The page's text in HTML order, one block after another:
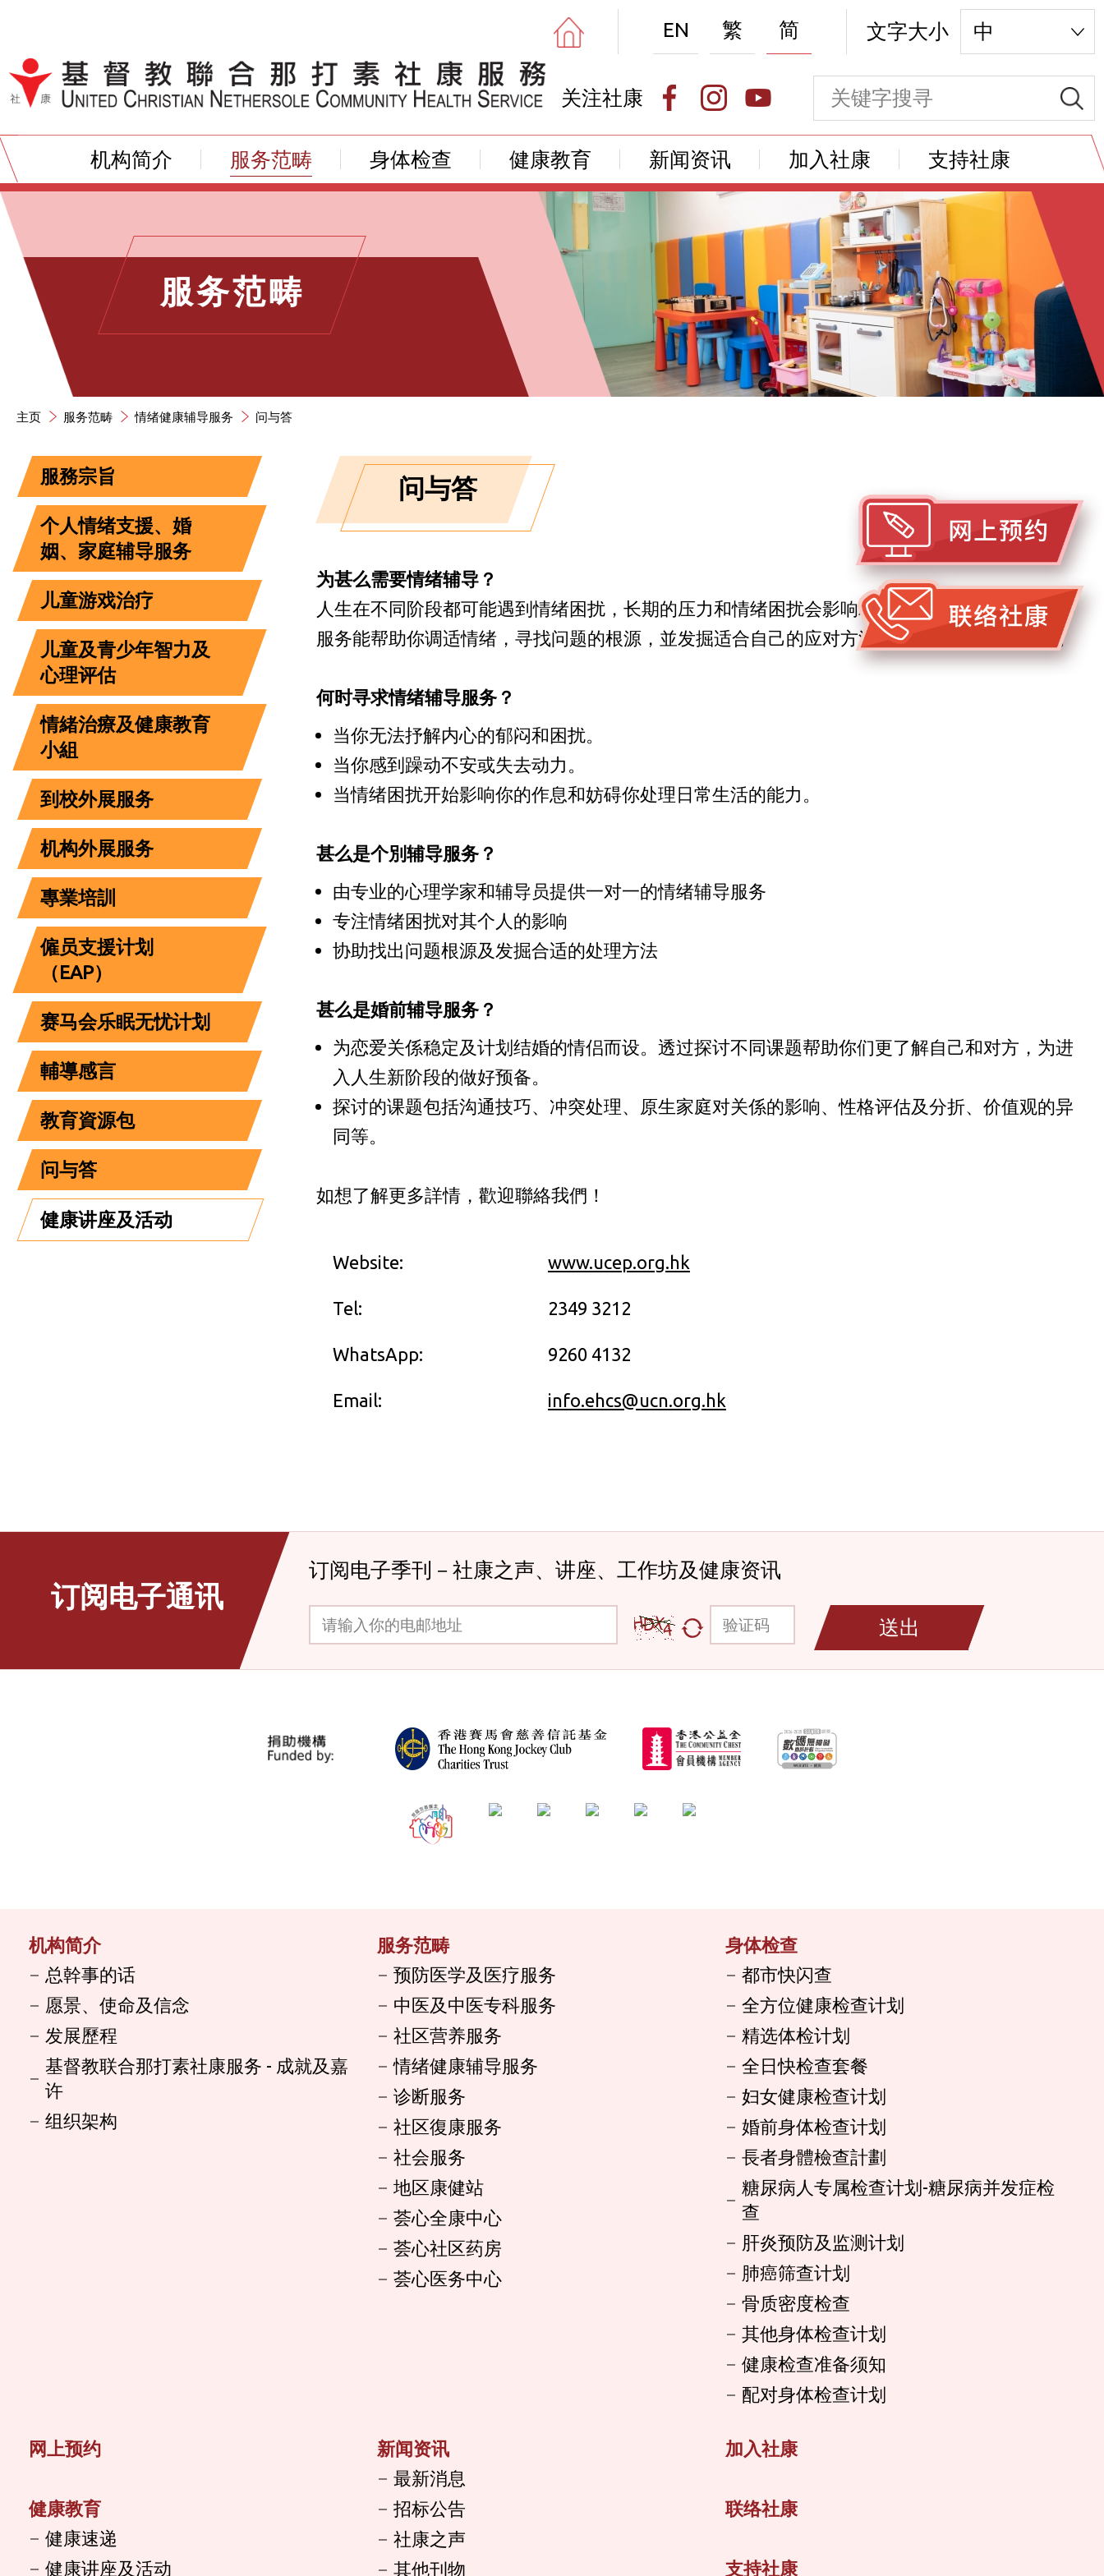
跳到内容（按输入键）
EN 繁 简 文字大小 中
关注社康
机构简介 服务范畴 身体检查 健康教育 新闻资讯 加入社康 支持社康
服务范畴
主页 服务范畴 情绪健康辅导服务 问与答
服務宗旨
个人情绪支援、婚
姻、家庭辅导服务
儿童游戏治疗
儿童及青少年智力及
心理评估
情緒治療及健康教育
小組
到校外展服务
机构外展服务
專業培訓
僱员支援计划
（EAP）
赛马会乐眠无忧计划
輔導感言
教育資源包
问与答
健康讲座及活动
问与答
为甚么需要情绪辅导？
人生在不同阶段都可能遇到情绪困扰，长期的压力和情绪困扰会影响精神及身体健康。情绪辅导
服务能帮助你调适情绪，寻找问题的根源，並发掘适合自己的应对方法，使身心回復平衡状态。
何时寻求情绪辅导服务？
当你无法抒解内心的郁闷和困扰。
当你感到躁动不安或失去动力。
当情绪困扰开始影响你的作息和妨碍你处理日常生活的能力。
甚么是个別辅导服务？
由专业的心理学家和辅导员提供一对一的情绪辅导服务
专注情绪困扰对其个人的影响
协助找出问题根源及发掘合适的处理方法
甚么是婚前辅导服务？
为恋爱关係稳定及计划结婚的情侣而设。透过探讨不同课题帮助你们更了解自己和对方，为进
入人生新阶段的做好预备。
探讨的课题包括沟通技巧、冲突处理、原生家庭对关係的影响、性格评估及分折、价值观的异
同等。
如想了解更多詳情，歡迎聯絡我們！
Website: www.ucep.org.hk
Tel: 2349 3212
WhatsApp: 9260 4132
Email: info.ehcs@ucn.org.hk
订阅电子通讯
订阅电子季刊－社康之声、讲座、工作坊及健康资讯
请输入你的电邮地址 验证码
送出
机构简介
总幹事的话
愿景、使命及信念
发展歷程
基督教联合那打素社康服务 - 成就及嘉
许
组织架构
服务范畴
预防医学及医疗服务
中医及中医专科服务
社区营养服务
情绪健康辅导服务
诊断服务
社区復康服务
社会服务
地区康健站
荟心全康中心
荟心社区药房
荟心医务中心
身体检查
都市快闪查
全方位健康检查计划
精选体检计划
全日快检查套餐
妇女健康检查计划
婚前身体检查计划
長者身體檢查計劃
糖尿病人专属检查计划-糖尿病并发症检
查
肝炎预防及监测计划
肺癌筛查计划
骨质密度检查
其他身体检查计划
健康检查准备须知
配对身体检查计划
网上预约
健康教育
健康速递
健康讲座及活动
新闻资讯
最新消息
招标公告
社康之声
其他刊物
加入社康
联络社康
支持社康